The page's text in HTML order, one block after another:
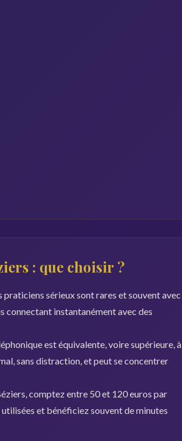
: que choisir ?
sérieux sont rares et souvent avec
connectant instantanément avec des
est équivalente, voire supérieure, à
sans distraction, et peut se concentrer
comptez entre 50 et 120 euros par
et bénéficiez souvent de minutes